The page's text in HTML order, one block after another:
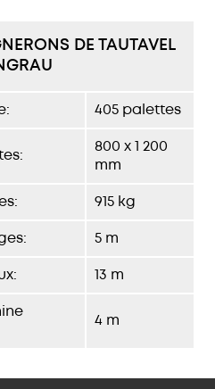
DE TAUTAVEL
405 palettes
800 x 1 200
mm
915 kg
5 m
13 m
4 m